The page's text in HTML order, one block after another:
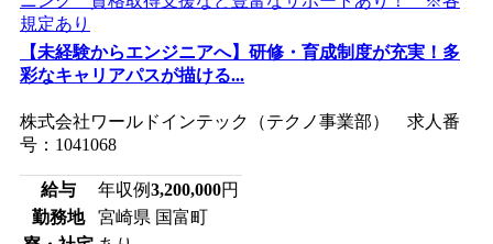
【未経験からエンジニアへ】研修・育成制度が充実！多
彩なキャリアパスが描ける...
株式会社ワールドインテック（テクノ事業部） 求人番
号：1041068
給与 年収例3,200,000円
勤務地
宮崎県 国富町